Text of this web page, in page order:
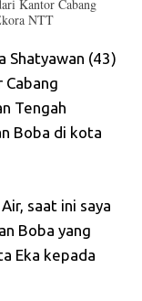
Kantor Cabang
NTT
Shatyawan (43)
Tengah
Boba di kota
saat ini saya
Boba yang
Eka kepada